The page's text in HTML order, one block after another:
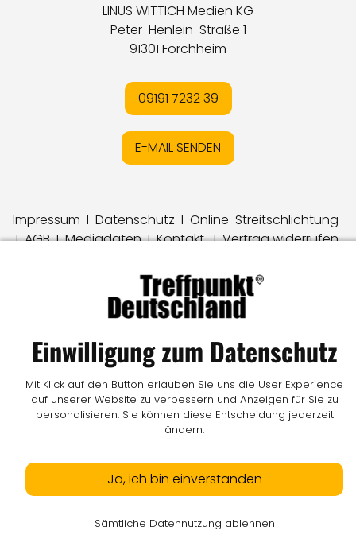
LINUS WITTICH Medien KG
Peter-Henlein-Straße 1
91301 Forchheim
09191 7232 39
E-MAIL SENDEN
Impressum I Datenschutz I Online-Streitschlichtung
IAGBIMediadatenIKontaktIVertrag widerrufen
© LW Medien GmbH
Einwilligung zum Datenschutz
Mit Klick auf den Button erlauben Sie uns die User Experience
auf unserer Website zu verbessern und Anzeigen für Sie zu
personalisieren. Sie können diese Entscheidung jederzeit
ändern.
Ja, ich bin einverstanden
Sämtliche Datennutzung ablehnen